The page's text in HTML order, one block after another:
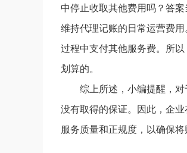
中停止收取其他费用吗？答
维持代理记账的日常运营费
过程中支付其他服务费。所
划算的。
综上所述，小编提醒，
没有取得的保证。因此，企
服务质量和正规度，以确保